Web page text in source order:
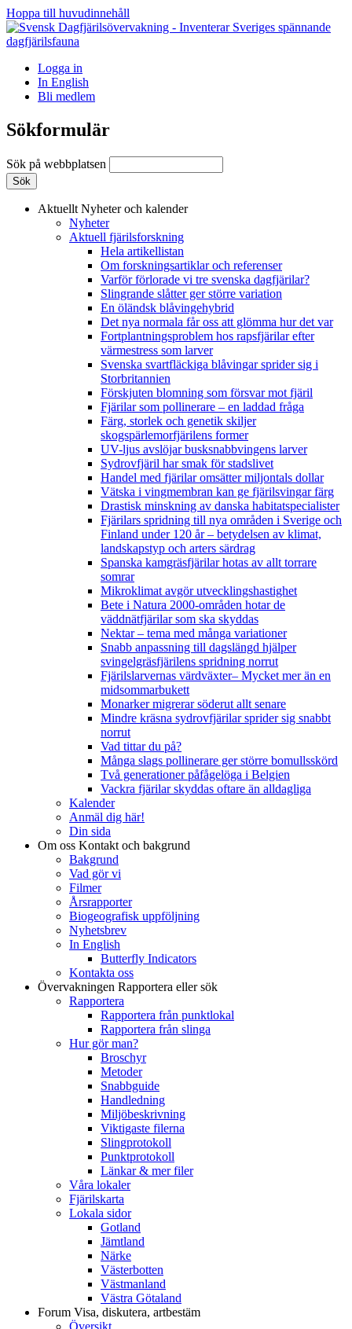
Hoppa till huvudinnehåll
Logga in
In English
Bli medlem
Sökformulär
Sök på webbplatsen
Aktuellt Nyheter och kalender
Nyheter
Aktuell fjärilsforskning
Hela artikellistan
Om forskningsartiklar och referenser
Varför förlorade vi tre svenska dagfjärilar?
Slingrande slåtter ger större variation
En öländsk blåvingehybrid
Det nya normala får oss att glömma hur det var
Fortplantningsproblem hos rapsfjärilar efter
värmestress som larver
Svenska svartfläckiga blåvingar sprider sig i
Storbritannien
Förskjuten blomning som försvar mot fjäril
Fjärilar som pollinerare – en laddad fråga
Färg, storlek och genetik skiljer
skogspärlemorfjärilens former
UV-ljus avslöjar busksnabbvingens larver
Sydrovfjäril har smak för stadslivet
Handel med fjärilar omsätter miljontals dollar
Vätska i vingmembran kan ge fjärilsvingar färg
Drastisk minskning av danska habitatspecialister
Fjärilars spridning till nya områden i Sverige och
Finland under 120 år– betydelsen av klimat,
landskapstyp och arters särdrag
Spanska kamgräsfjärilar hotas av allt torrare
somrar
Mikroklimat avgör utvecklingshastighet
Bete i Natura 2000-områden hotar de
väddnätfjärilar som ska skyddas
Nektar – tema med många variationer
Snabb anpassning till dagslängd hjälper
svingelgräsfjärilens spridning norrut
Fjärilslarvernas värdväxter– Mycket mer än en
midsommarbukett
Monarker migrerar söderut allt senare
Mindre kräsna sydrovfjärilar sprider sig snabbt
norrut
Vad tittar du på?
Många slags pollinerare ger större bomullsskörd
Två generationer påfågelöga i Belgien
Vackra fjärilar skyddas oftare än alldagliga
Kalender
Anmäl dig här!
Din sida
Om oss Kontakt och bakgrund
Bakgrund
Vad gör vi
Filmer
Årsrapporter
Biogeografisk uppföljning
Nyhetsbrev
In English
Butterfly Indicators
Kontakta oss
Övervakningen Rapportera eller sök
Rapportera
Rapportera från punktlokal
Rapportera från slinga
Hur gör man?
Broschyr
Metoder
Snabbguide
Handledning
Miljöbeskrivning
Viktigaste filerna
Slingprotokoll
Punktprotokoll
Länkar & mer filer
Våra lokaler
Fjärilskarta
Lokala sidor
Gotland
Jämtland
Närke
Västerbotten
Västmanland
Västra Götaland
Forum Visa, diskutera, artbestäm
Översikt